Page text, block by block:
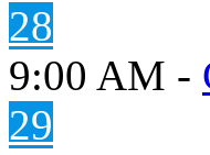
28
9:00 AM -
29